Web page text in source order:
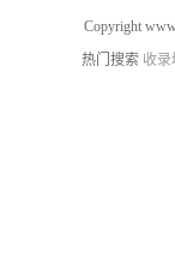
Copyright
热门搜索 收录